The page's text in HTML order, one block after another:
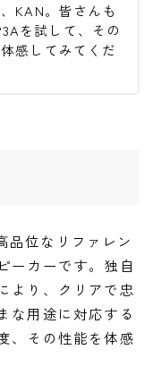
KAN。皆さんも
を試して、その
感してみてくだ
品位なリファレン
ーカーです。独自
より、クリアで忠
な用途に対応する
、その性能を体感